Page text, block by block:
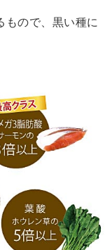
もので、黒い種に